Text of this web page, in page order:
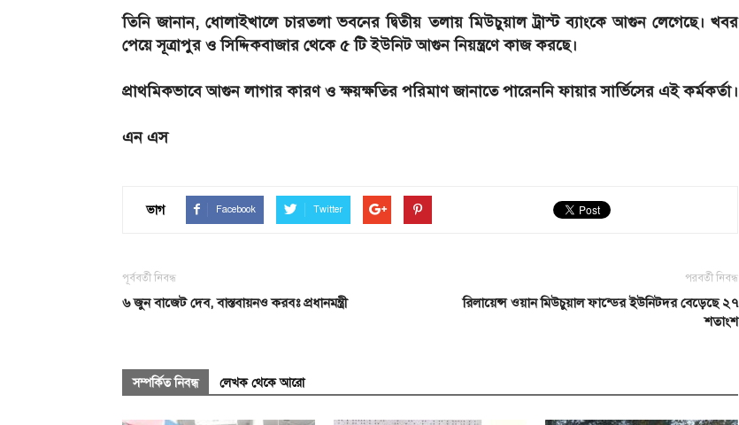
তিনি জানান, ধোলাইখালে চারতলা ভবনের দ্বিতীয় তলায় মিউচুয়াল ট্রাস্ট ব্যাংকে আগুন লেগেছে। খবর
পেয়ে সূত্রাপুর ও সিদ্দিকবাজার থেকে ৫ টি ইউনিট আগুন নিয়ন্ত্রণে কাজ করছে।
প্রাথমিকভাবে আগুন লাগার কারণ ও ক্ষয়ক্ষতির পরিমাণ জানাতে পারেননি ফায়ার সার্ভিসের এই কর্মকর্তা।
এন এস
ভাগ Facebook Twitter
পূর্ববর্তী নিবন্ধ
৬ জুন বাজেট দেব, বাস্তবায়নও করবঃ প্রধানমন্ত্রী
পরবর্তী নিবন্ধ
রিলায়েন্স ওয়ান মিউচুয়াল ফান্ডের ইউনিটদর বেড়েছে ২৭
শতাংশ
সম্পর্কিত নিবন্ধ লেখক থেকে আরো